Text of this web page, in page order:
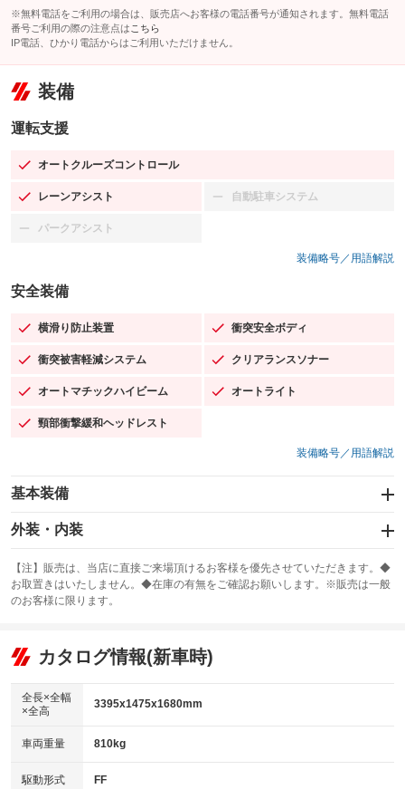
※無料電話をご利用の場合は、販売店へお客様の電話番号が通知されます。無料電話
番号ご利用の際の注意点は こちら
IP電話、ひかり電話からはご利用いただけません。
装備
運転支援
オートクルーズコントロール
：装備あり
レーンアシスト
：装備あり 自動駐車システム
：装備なし
パークアシスト
：装備なし
装備略号／用語解説
安全装備
横滑り防止装置
：装備あり 衝突安全ボディ
：装備あり
衝突被害軽減システム
：装備あり クリアランスソナー
：装備あり
オートマチックハイビーム
：装備あり オートライト
：装備あり
頸部衝撃緩和ヘッドレスト
：装備あり
装備略号／用語解説
基本装備
エアバッグ：運転席/助手席/サイド
：装備あり
：装備なし
サンルーフ
：装備なし ABS
リフトアップ
：装備なし
：装備なし
パワーウィンドウ
アイドリングストップ
：装備あり
USB入力端子
：装備あり
外装・内装
カーナビ：SDナビ
：装備あり
TV
：装備なし
ビジュアル
：装備なし
：装備なし
革シート
キーレス
HID(キセノンライト)
【注】販売は、当店に直接ご来場頂けるお客様を優先させていただきます。◆
お取置きはいたしません。◆在庫の有無をご確認お願いします。※販売は一般
のお客様に限ります。
カタログ情報(新車時)
全長×全幅
×全高
3395x1475x1680mm
車両重量 810kg
駆動形式 FF